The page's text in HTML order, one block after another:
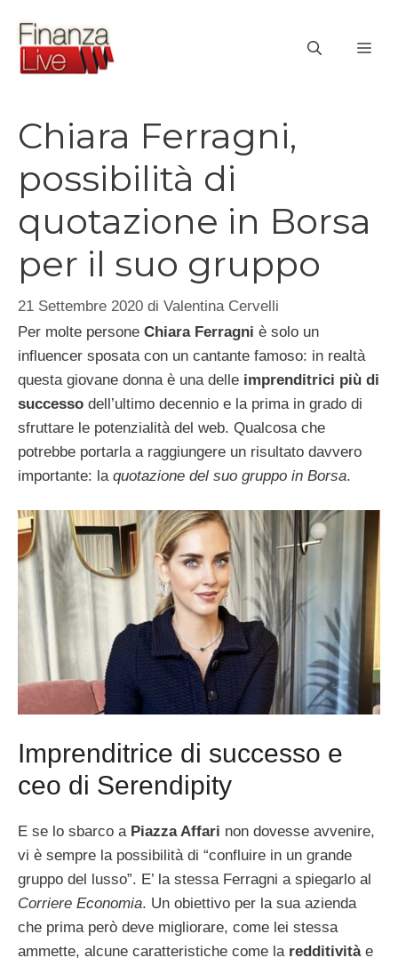
contenuto
Chiara Ferragni,
possibilità di
quotazione in Borsa
per il suo gruppo
21 Settembre 2020 di Valentina Cervelli
Per molte persone Chiara Ferragni è solo un
influencer sposata con un cantante famoso: in realtà
questa giovane donna è una delle imprenditrici più di
successo dell’ultimo decennio e la prima in grado di
sfruttare le potenzialità del web. Qualcosa che
potrebbe portarla a raggiungere un risultato davvero
importante: la quotazione del suo gruppo in Borsa.
Imprenditrice di successo e
ceo di Serendipity
E se lo sbarco a Piazza Affari non dovesse avvenire,
vi è sempre la possibilità di “confluire in un grande
gruppo del lusso”. E’ la stessa Ferragni a spiegarlo al
Corriere Economia. Un obiettivo per la sua azienda
che prima però deve migliorare, come lei stessa
ammette, alcune caratteristiche come la redditivitàe